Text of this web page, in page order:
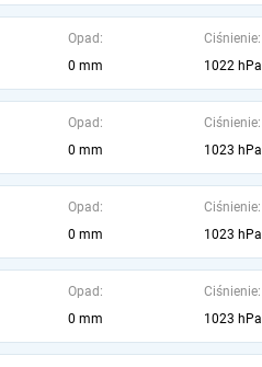
Opad:
0 mm
Ciśnienie:
1022 hPa
Opad:
0 mm
Ciśnienie:
1023 hPa
Opad:
0 mm
Ciśnienie:
1023 hPa
Opad:
0 mm
Ciśnienie:
1023 hPa